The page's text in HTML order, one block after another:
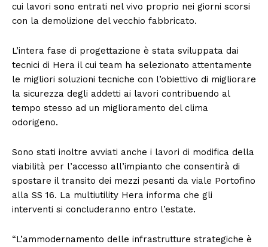
cui lavori sono entrati nel vivo proprio nei giorni scorsi
con la demolizione del vecchio fabbricato.
L’intera fase di progettazione è stata sviluppata dai
tecnici di Hera il cui team ha selezionato attentamente
le migliori soluzioni tecniche con l’obiettivo di migliorare
la sicurezza degli addetti ai lavori contribuendo al
tempo stesso ad un miglioramento del clima
odorigeno.
Sono stati inoltre avviati anche i lavori di modifica della
viabilità per l’accesso all’impianto che consentirà di
spostare il transito dei mezzi pesanti da viale Portofino
alla SS 16. La multiutility Hera informa che gli
interventi si concluderanno entro l’estate.
“L’ammodernamento delle infrastrutture strategiche è